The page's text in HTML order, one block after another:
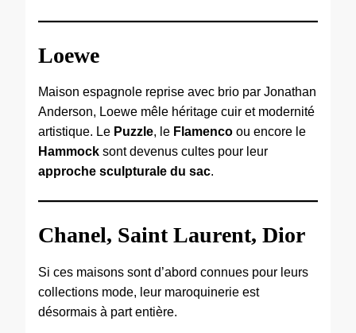
Loewe
Maison espagnole reprise avec brio par Jonathan
Anderson, Loewe mêle héritage cuir et modernité
artistique. Le Puzzle, le Flamenco ou encore le
Hammock sont devenus cultes pour leur
approche sculpturale du sac.
Chanel, Saint Laurent, Dior
Si ces maisons sont d’abord connues pour leurs
collections mode, leur maroquinerie est
désormais à part entière.